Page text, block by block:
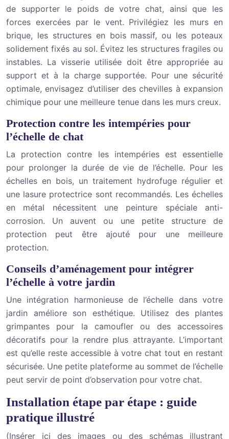
de supporter le poids de votre chat, ainsi que les
forces exercées par le vent. Privilégiez les murs en
brique, les structures en bois massif, ou les poteaux
solidement fixés au sol. Évitez les structures fragiles ou
instables. La visserie utilisée doit être appropriée au
support et à la charge supportée. Pour une sécurité
optimale, envisagez d’utiliser des chevilles à expansion
chimique pour une meilleure tenue dans les murs creux.
Protection contre les intempéries pour
l’échelle de chat
La protection contre les intempéries est essentielle
pour prolonger la durée de vie de l’échelle. Pour les
échelles en bois, un traitement hydrofuge régulier et
une lasure protectrice sont recommandés. Les échelles
en métal nécessitent une peinture spéciale anti-
corrosion. Un auvent ou une petite structure de
protection peut être ajouté pour une meilleure
protection.
Conseils d’aménagement pour intégrer
l’échelle à votre jardin
Une intégration harmonieuse de l’échelle dans votre
jardin améliore son esthétique. Utilisez des plantes
grimpantes pour la camoufler ou des accessoires
décoratifs pour la rendre plus attrayante. L’important
est qu’elle reste accessible à votre chat tout en restant
sécurisée. Une petite plateforme au sommet de l’échelle
peut servir de point d’observation pour votre chat.
Installation étape par étape : guide
pratique illustré
(Insérer ici des images ou des schémas illustrant